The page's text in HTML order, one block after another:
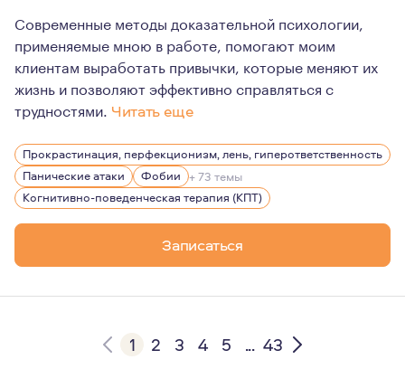
Современные методы доказательной психологии,
применяемые мною в работе, помогают моим
клиентам выработать привычки, которые меняют их
жизнь и позволяют эффективно справляться с
трудностями. Читать еще
Я регулярно прохожу личную терапию и супервизии, а
Я так же веду группы и работаю с клиентами в
Прокрастинация, перфекционизм, лень, гиперответственность
Панические атаки
Фобии + 73 темы
Когнитивно-поведенческая терапия (КПТ)
Записаться
1 2 3 4 5 ... 43